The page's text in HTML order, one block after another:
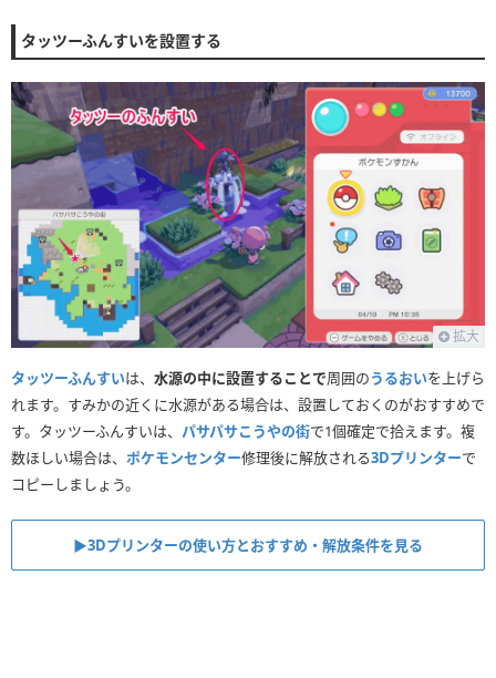
タッツーふんすいを設置する
拡大
タッツーふんすいは、 水源の中に設置することで周囲のうるおいを上げら
れます。すみかの近くに水源がある場合は、設置しておくのがおすすめで
す。タッツーふんすいは、 パサパサこうやの街で1個確定で拾えます。複
数ほしい場合は、 ポケモンセンター修理後に解放される3Dプリンターで
コピーしましょう。
▶︎3Dプリンターの使い方とおすすめ・解放条件を見る